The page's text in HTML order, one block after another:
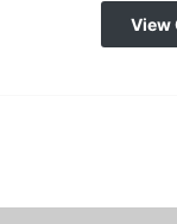
View